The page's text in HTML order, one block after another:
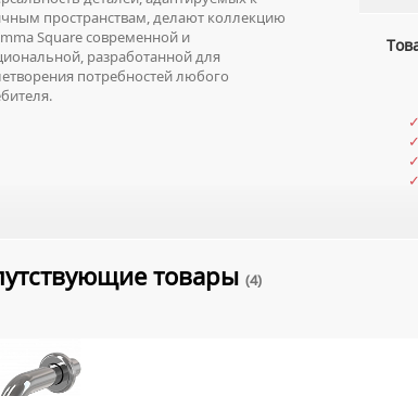
пространствам, делают коллекцию
Square современной и
разработанной для
потребностей любого
✓
✓
✓
✓
товары (4)